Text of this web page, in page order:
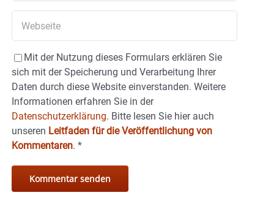
Mit der Nutzung dieses Formulars erklären Sie
sich mit der Speicherung und Verarbeitung Ihrer
Daten durch diese Website einverstanden. Weitere
Informationen erfahren Sie in der
Datenschutzerklärung. Bitte lesen Sie hier auch
unseren Leitfaden für die Veröffentlichung von
Kommentaren. *